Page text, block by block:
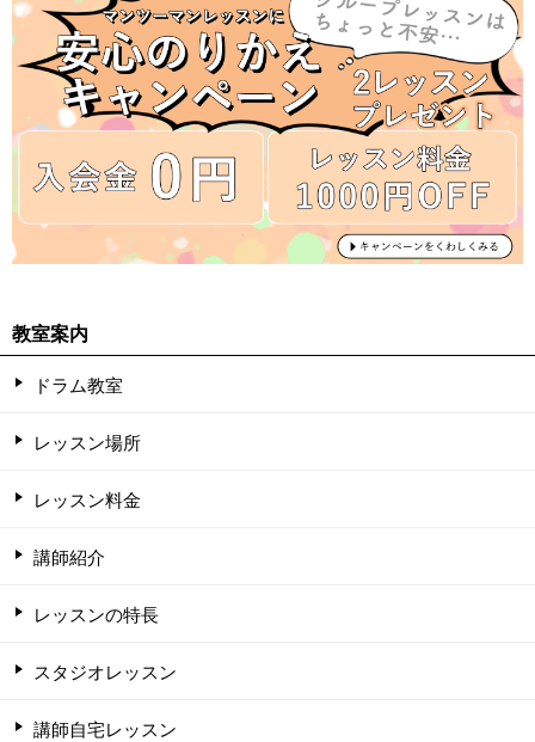
教室案内
ドラム教室
レッスン場所
レッスン料金
講師紹介
レッスンの特長
スタジオレッスン
講師自宅レッスン